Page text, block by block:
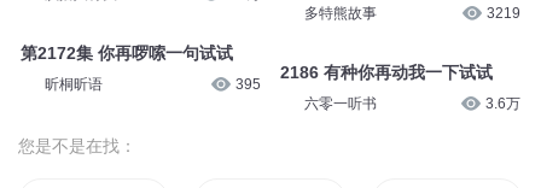
第2172集 你再啰嗦一句试试
昕桐昕语 395
多特熊故事 3219
2186 有种你再动我一下试试
六零一听书 3.6万
您是不是在找：